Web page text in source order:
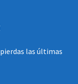
las últimas